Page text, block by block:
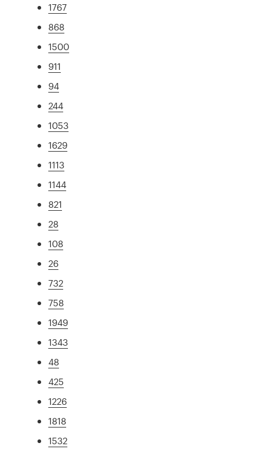
1767
868
1500
911
94
244
1053
1629
1113
1144
821
28
108
26
732
758
1949
1343
48
425
1226
1818
1532